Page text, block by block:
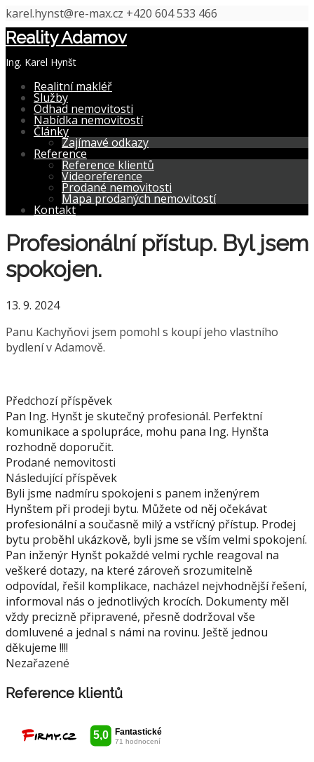
karel.hynst@re-max.cz +420 604 533 466
Reality Adamov
Ing. Karel Hynšt
Realitní makléř
Služby
Odhad nemovitosti
Nabídka nemovitostí
Články
Zajímavé odkazy
Reference
Reference klientů
Videoreference
Prodané nemovitosti
Mapa prodaných nemovitostí
Kontakt
Profesionální přístup. Byl jsem
spokojen.
13. 9. 2024
Panu Kachyňovi jsem pomohl s koupí jeho vlastního
bydlení v Adamově.
Předchozí příspěvek
Pan Ing. Hynšt je skutečný profesionál. Perfektní
komunikace a spolupráce, mohu pana Ing. Hynšta
rozhodně doporučit.
Prodané nemovitosti
Následující příspěvek
Byli jsme nadmíru spokojeni s panem inženýrem
Hynštem při prodeji bytu. Můžete od něj očekávat
profesionální a současně milý a vstřícný přístup. Prodej
bytu proběhl ukázkově, byli jsme se vším velmi spokojení.
Pan inženýr Hynšt pokaždé velmi rychle reagoval na
veškeré dotazy, na které zároveň srozumitelně
odpovídal, řešil komplikace, nacházel nejvhodnější řešení,
informoval nás o jednotlivých krocích. Dokumenty měl
vždy precizně připravené, přesně dodržoval vše
domluvené a jednal s námi na rovinu. Ještě jednou
děkujeme !!!!
Nezařazené
Reference klientů